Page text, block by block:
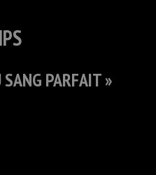
SANG PARFAIT »